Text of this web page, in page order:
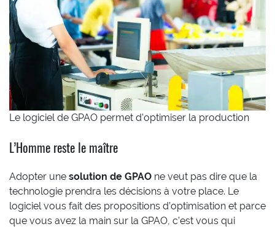
Le logiciel de GPAO permet d’optimiser la production
L’Homme reste le maître
Adopter une solution de GPAO ne veut pas dire que la
technologie prendra les décisions à votre place. Le
logiciel vous fait des propositions d’optimisation et parce
que vous avez la main sur la GPAO, c’est vous qui